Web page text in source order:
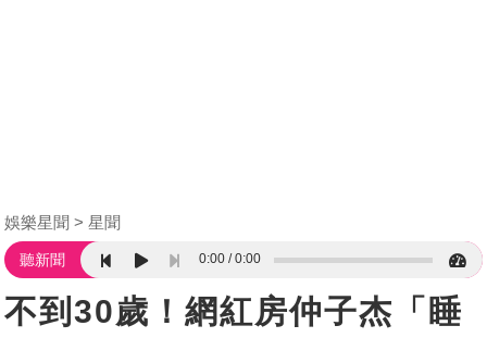
娛樂星聞 星聞
聽新聞 0:00 0:00
不到30歲！網紅房仲子杰「睡